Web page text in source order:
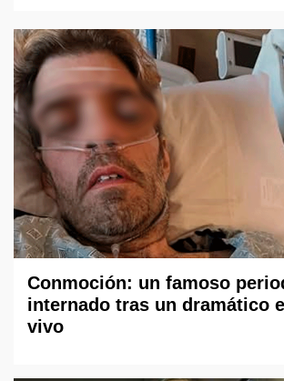
Conmoción: un famoso
internado tras un dramático
vivo